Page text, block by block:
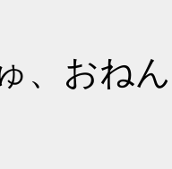
、おね